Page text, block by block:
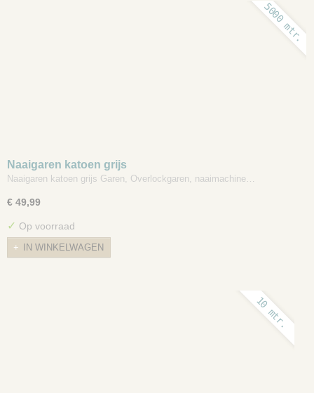
5000 mtr.
Naaigaren katoen grijs
Naaigaren katoen grijs Garen, Overlockgaren, naaimachine…
€ 49,99
✓ Op voorraad
IN WINKELWAGEN
10 mtr.